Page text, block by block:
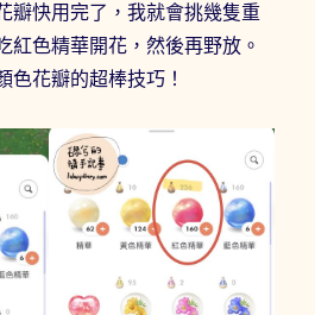
瓣快用完了，我就會挑幾隻重
紅色精華開花，然後再野放。
色花瓣的超棒技巧！